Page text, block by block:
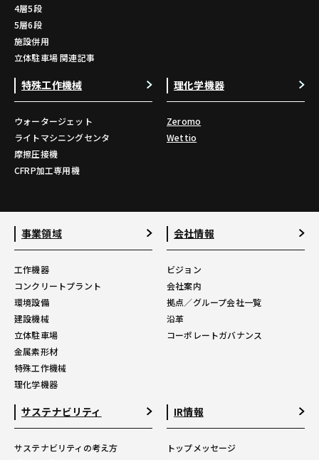
4層5段
5層6段
施設併用
立体駐車場 関連記事
特殊工作機械
ウォータージェット
ライトマシニングセンタ
摩擦圧接機
CFRP加工専用機
理化学機器
Zeromo
Wettio
事業領域
工作機器
コンクリートプラント
環境設備
建設機械
立体駐車場
金属素形材
特殊工作機械
理化学機器
会社情報
ビジョン
会社案内
拠点／グループ会社一覧
沿革
コーポレートガバナンス
サステナビリティ
サステナビリティの考え方
IR情報
トップメッセージ